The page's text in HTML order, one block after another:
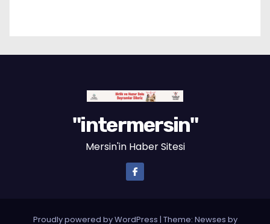
"intermersin"
Mersin'in Haber Sitesi
Proudly powered by WordPress | Theme: Newses by